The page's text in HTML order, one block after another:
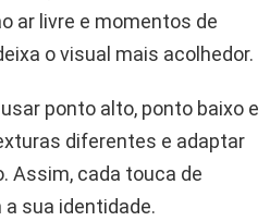
ar livre e momentos de
o visual mais acolhedor.
ponto alto, ponto baixo e
diferentes e adaptar
Assim, cada touca de
sua identidade.